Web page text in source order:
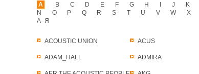
A
ACOUSTIC UNION ACUS
ADAM_HALL ADMIRA
B C D E F G H J K
N
O P Q R S T U V W X
А–Я